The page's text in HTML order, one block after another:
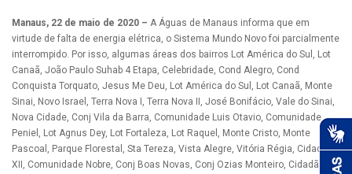
Manaus, 22 de maio de 2020 – A Águas de Manaus informa que em
virtude de falta de energia elétrica, o Sistema Mundo Novo foi parcialmente
interrompido. Por isso, algumas áreas dos bairros Lot América do Sul, Lot
Canaã, João Paulo Suhab 4 Etapa, Celebridade, Cond Alegro, Cond
Conquista Torquato, Jesus Me Deu, Lot América do Sul, Lot Canaã, Monte
Sinai, Novo Israel, Terra Nova I, Terra Nova II, José Bonifácio, Vale do Sinai,
Nova Cidade, Conj Vila da Barra, Comunidade Luis Otavio, Comunidade
Peniel, Lot Agnus Dey, Lot Fortaleza, Lot Raquel, Monte Cristo, Monte
Pascoal, Parque Florestal, Sta Tereza, Vista Alegre, Vitória Régia, Cidadão
XII, Comunidade Nobre, Conj Boas Novas, Conj Ozias Monteiro, Cidadão VI,